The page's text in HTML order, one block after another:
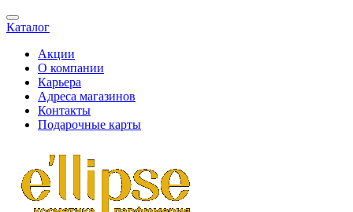
Каталог
Акции
О компании
Карьера
Адреса магазинов
Контакты
Подарочные карты